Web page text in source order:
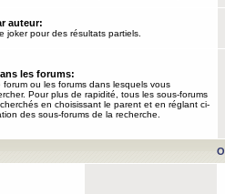
auteur:
joker pour des résultats partiels.
les forums:
forum ou les forums dans lesquels vous
Pour plus de rapidité, tous les sous-forums
en choisissant le parent et en réglant ci-
des sous-forums de la recherche.